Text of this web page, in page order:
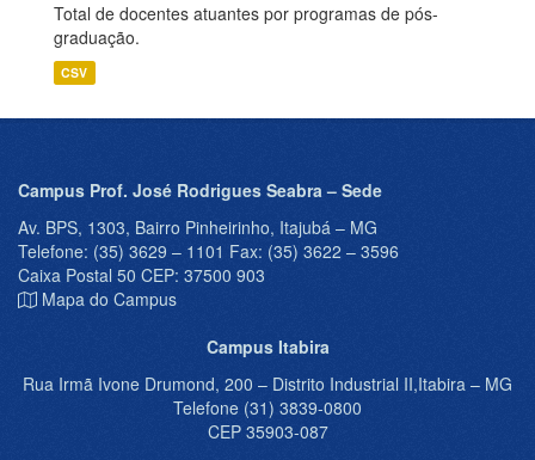
Total de docentes atuantes por programas de pós-
graduação.
CSV
Campus Prof. José Rodrigues Seabra – Sede
Av. BPS, 1303, Bairro Pinheirinho, Itajubá – MG
Telefone: (35) 3629 – 1101 Fax: (35) 3622 – 3596
Caixa Postal 50 CEP: 37500 903
Mapa do Campus
Campus Itabira
Rua Irmã Ivone Drumond, 200 – Distrito Industrial II,Itabira – MG
Telefone (31) 3839-0800
CEP 35903-087